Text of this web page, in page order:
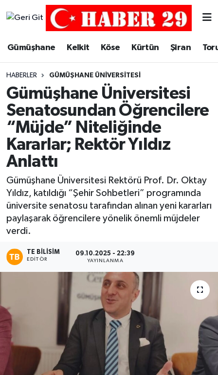
Gümüşhane Kelkit Köse Kürtün Şiran
HABERLER GÜMÜŞHANE ÜNIVERSITESI
Gümüşhane Üniversitesi
Senatosundan Öğrencilere
“Müjde” Niteliğinde
Kararlar; Rektör Yıldız
Anlattı
Gümüşhane Üniversitesi Rektörü Prof. Dr. Oktay
Yıldız, katıldığı “Şehir Sohbetleri” programında
üniversite senatosu tarafından alınan yeni kararları
paylaşarak öğrencilere yönelik önemli müjdeler
verdi.
TE BILISIM
EDITÖR
09.10.2025 - 22:39
YAYINLANMA
Merkez Trafik Yoğunluk Haritası
Süper Lig Puan Durumu ve Fikstür
Tüm Manşetler
Son Dakika Haberleri
Haber Arşivi